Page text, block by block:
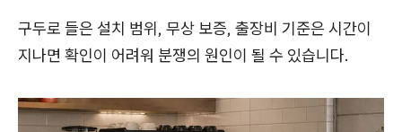
구두로 들은 설치 범위, 무상 보증, 출장비 기준은 시간이
지나면 확인이 어려워 분쟁의 원인이 될 수 있습니다.